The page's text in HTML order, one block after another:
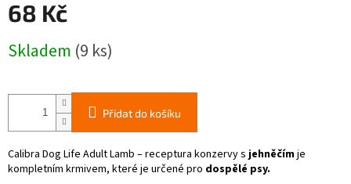
68 Kč
cena:
Skladem (9 ks)
Přidat do košíku
Calibra Dog Life Adult Lamb – receptura konzervy sjehněčímje
kompletním krmivem, které je určené pro dospělé psy.